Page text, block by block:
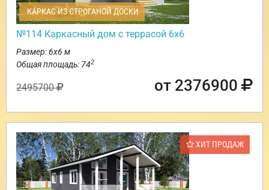
КАРКАС ИЗ СТРОГАНОЙ ДОСКИ
№114 Каркасный дом с террасой 6х6
Размер: 6х6 м
Общая площадь: 742
2495700 от 2376900
ХИТ ПРОДАЖ